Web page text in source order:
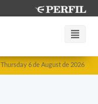
Thursday 6 de August de 2026